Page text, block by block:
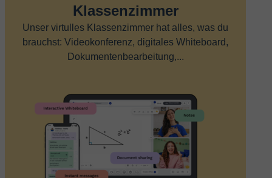
Klassenzimmer
Unser virtulles Klassenzimmer hat alles, was du
brauchst: Videokonferenz, digitales Whiteboard,
Dokumentenbearbeitung,...